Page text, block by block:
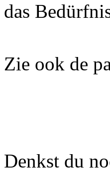
das
Zie ook de
Denkst du